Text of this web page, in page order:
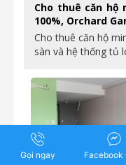
Cho thuê căn hộ
100%, Orchard
Cho thuê căn hộ
sàn và hệ thống tủ
Gọi ngay Facebook